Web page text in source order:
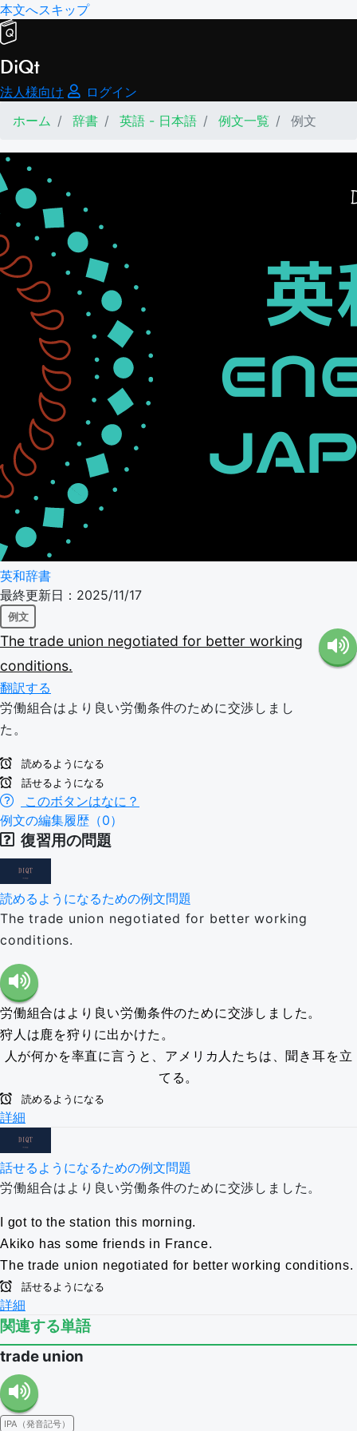
本文へスキップ
DiQt
法人様向け
ログイン
ホーム
辞書 英語 - 日本語 例文一覧 例文
英和辞書
最終更新日：2025/11/17
例文
The trade union negotiated for better working
conditions.
翻訳する
労働組合はより良い労働条件のために交渉しまし
た。
読めるようになる
話せるようになる
このボタンはなに？
例文の編集履歴（0）
復習用の問題
読めるようになるための例文問題
The trade union negotiated for better working
conditions.
労働組合はより良い労働条件のために交渉しました。
狩人は鹿を狩りに出かけた。
人が何かを率直に言うと、アメリカ人たちは、聞き耳を立
てる。
読めるようになる
詳細
話せるようになるための例文問題
労働組合はより良い労働条件のために交渉しました。
I got to the station this morning.
Akiko has some friends in France.
The trade union negotiated for better working conditions.
話せるようになる
詳細
関連する単語
trade union
IPA（発音記号）